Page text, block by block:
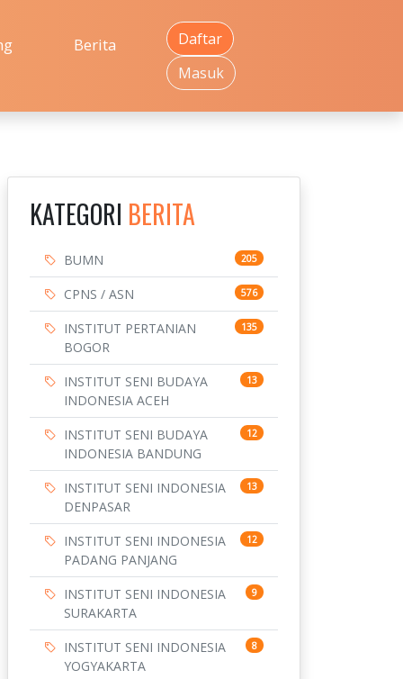
Berita
Daftar
Masuk
KATEGORI BERITA
BUMN 205
CPNS / ASN 576
INSTITUT PERTANIAN
BOGOR
135
INSTITUT SENI BUDAYA
INDONESIA ACEH
13
INSTITUT SENI BUDAYA
INDONESIA BANDUNG
12
INSTITUT SENI INDONESIA
DENPASAR
13
INSTITUT SENI INDONESIA
PADANG PANJANG
12
INSTITUT SENI INDONESIA
SURAKARTA
9
INSTITUT SENI INDONESIA
YOGYAKARTA
8